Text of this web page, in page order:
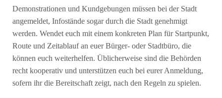
Demonstrationen und Kundgebungen müssen bei der Stadt
angemeldet, Infostände sogar durch die Stadt genehmigt
werden. Wendet euch mit einem konkreten Plan für Startpunkt,
Route und Zeitablauf an euer Bürger- oder Stadtbüro, die
können euch weiterhelfen. Üblicherweise sind die Behörden
recht kooperativ und unterstützen euch bei eurer Anmeldung,
sofern ihr die Bereitschaft zeigt, nach den Regeln zu spielen.